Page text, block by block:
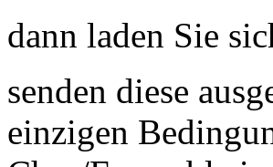
dann laden Sie
senden diese
einzigen